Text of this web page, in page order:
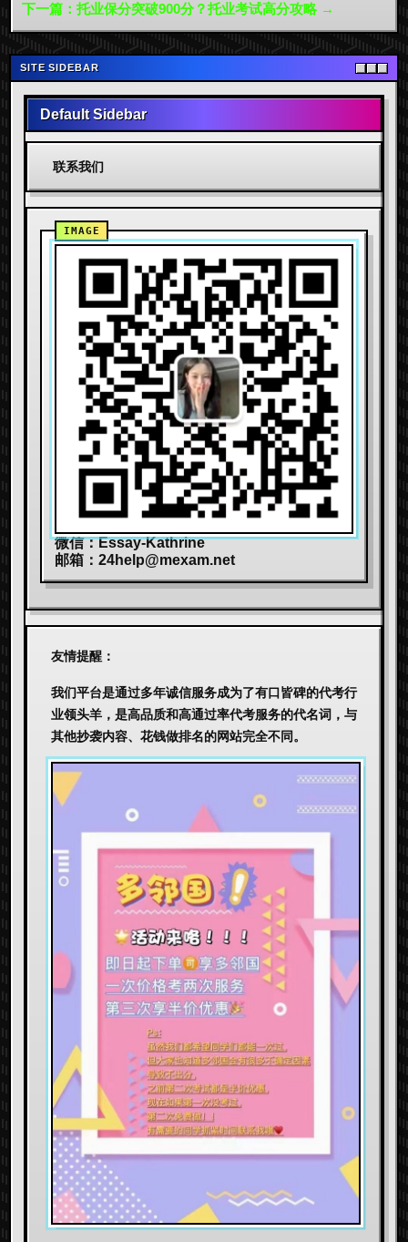
下一篇：托业保分突破900分？托业考试高分攻略 →
SITE SIDEBAR
Default Sidebar
联系我们
微信：Essay-Kathrine
邮箱： 24help@mexam.net
友情提醒：
我们平台是通过多年诚信服务成为了有口皆碑的代考行
业领头羊，是高品质和高通过率代考服务的代名词，与
其他抄袭内容、花钱做排名的网站完全不同。